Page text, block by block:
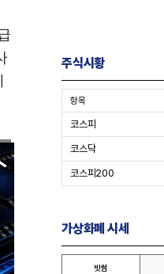
주식시황
항목
코스피
코스닥
코스피200
가상화폐 시세
빗썸